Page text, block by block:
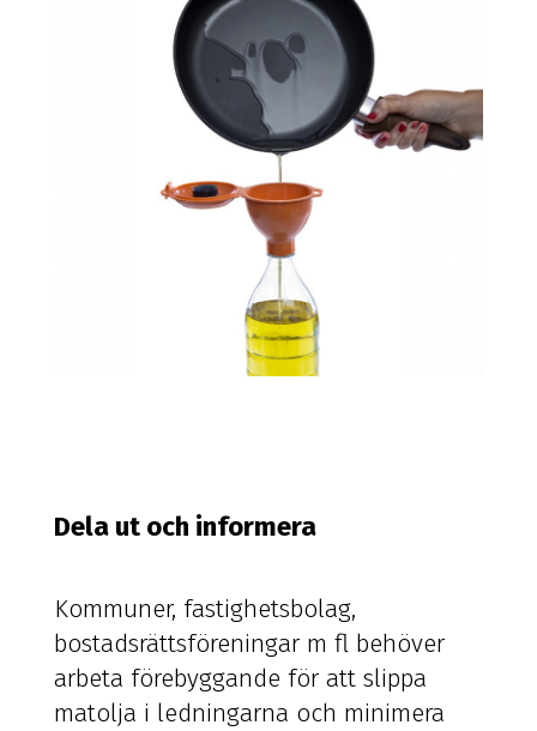
Dela ut och informera
Kommuner, fastighetsbolag,
bostadsrättsföreningar m fl behöver
arbeta förebyggande för att slippa
matolja i ledningarna och minimera